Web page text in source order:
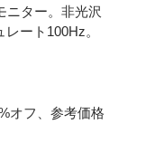
ニター。非光沢
ート100Hz。
オフ、参考価格